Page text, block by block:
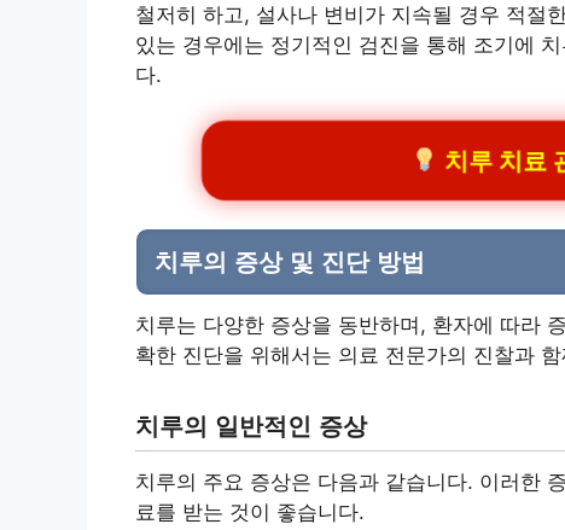
철저히 하고, 설사나 변비가 지속될 경우 적절
있는 경우에는 정기적인 검진을 통해 조기에
다.
치루 치료
치루의 증상 및 진단 방법
치루는 다양한 증상을 동반하며, 환자에 따라
확한 진단을 위해서는 의료 전문가의 진찰과
치루의 일반적인 증상
치루의 주요 증상은 다음과 같습니다. 이러한
료를 받는 것이 좋습니다.